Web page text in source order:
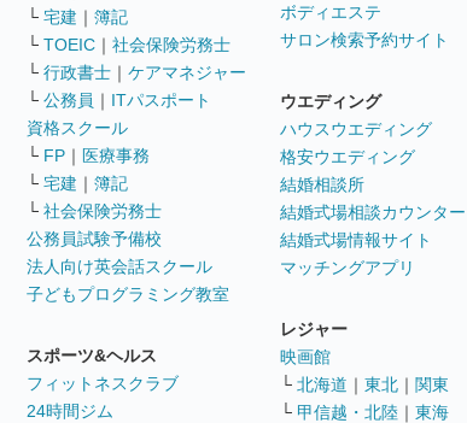
└ 宅建 ｜ 簿記
└ TOEIC ｜ 社会保険労務士
└ 行政書士 ｜ ケアマネジャー
└ 公務員 ｜ ITパスポート
資格スクール
└ FP ｜ 医療事務
└ 宅建 ｜ 簿記
└ 社会保険労務士
公務員試験予備校
法人向け英会話スクール
子どもプログラミング教室
スポーツ&ヘルス
フィットネスクラブ
24時間ジム
ボディエステ
サロン検索予約サイト
ウエディング
ハウスウエディング
格安ウエディング
結婚相談所
結婚式場相談カウンター
結婚式場情報サイト
マッチングアプリ
レジャー
映画館
└ 北海道 ｜ 東北 ｜ 関東
└ 甲信越・北陸 ｜ 東海